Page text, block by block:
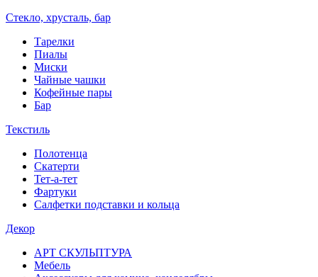
Стекло, хрусталь, бар
Тарелки
Пиалы
Миски
Чайные чашки
Кофейные пары
Бар
Текстиль
Полотенца
Скатерти
Тет-а-тет
Фартуки
Салфетки подставки и кольца
Декор
АРТ СКУЛЬПТУРА
Мебель